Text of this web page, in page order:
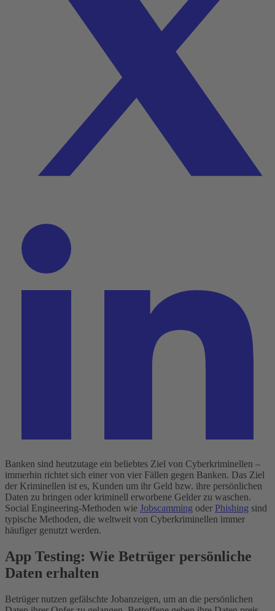
Banken sind heutzutage ein beliebtes Ziel von Cyberkriminellen –
immerhin richtet sich einer von vier Fällen gegen Banken. Das Ziel
der Kriminellen ist es, Kunden um ihr Geld bzw. ihre persönlichen
Daten zu bringen oder kriminell erworbene Gelder zu waschen.
Social Engineering-Methoden wie Jobscamming oder Phishing sind
typische Methoden, die weltweit von Cyberkriminellen immer
häufiger genutzt werden.
App Testing: Wie Betrüger persönliche
Daten erhalten
Betrüger nutzen gefälschte Jobanzeigen, um an die persönlichen